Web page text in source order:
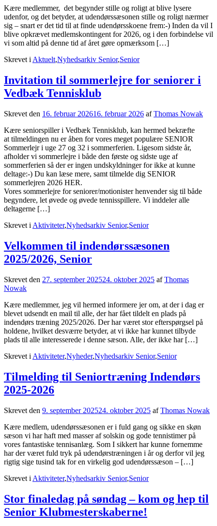
Kære medlemmer, det begynder stille og roligt at blive lysere
udenfor, og det betyder, at udendørssæsonen stille og roligt nærmer
sig – snart er det tid til at finde udendørsskoene frem:-) Inden da vil I
blive opkrævet medlemskontingent for 2026, og i den forbindelse vil
vi som altid på denne tid af året gøre opmærksom […]
Skrevet i Aktuelt,Nyhedsarkiv Senior,Senior
Invitation til sommerlejre for seniorer i
Vedbæk Tennisklub
Skrevet den 16. februar 202616. februar 2026 afThomas Nowak
Kære seniorspiller i Vedbæk Tennisklub, kan hermed bekræfte
at tilmeldingen nu er åben for vores meget populære SENIOR
Sommerlejr i uge 27 og 32 i sommerferien. Ligesom sidste år,
afholder vi sommerlejre i både den første og sidste uge af
sommerferien så der er ingen undskyldninger for ikke at kunne
deltage:-) Du kan læse mere, samt tilmelde dig SENIOR
sommerlejren 2026 HER.
Vores sommerlejre for seniorer/motionister henvender sig til både
begyndere, let øvede og øvede tennisspillere. Vi inddeler alle
deltagerne […]
Skrevet i Aktiviteter,Nyhedsarkiv Senior,Senior
Velkommen til indendørssæsonen
2025/2026, Senior
Skrevet den 27. september 202524. oktober 2025 afThomas
Nowak
Kære medlemmer, jeg vil hermed informere jer om, at der i dag er
blevet udsendt en mail til alle, der har fået tildelt en plads på
indendørs træning 2025/2026. Der har været stor efterspørgsel på
holdene, hvilket desværre betyder, at vi ikke har kunnet tilbyde
plads til alle interesserede i denne sæson. Alle, der ikke har […]
Skrevet i Aktiviteter,Nyheder,Nyhedsarkiv Senior,Senior
Tilmelding til Seniortræning Indendørs
2025-2026
Skrevet den 9. september 202524. oktober 2025 afThomas Nowak
Kære medlem, udendørssæsonen er i fuld gang og sikke en skøn
sæson vi har haft med masser af solskin og gode tennistimer på
vores fantastiske tennisanlæg. Som I sikkert har kunne fornemme
har der været fuld tryk på udendørstræningen i år og derfor vil jeg
rigtig sige tusind tak for en virkelig god udendørssæson – […]
Skrevet i Aktiviteter,Nyhedsarkiv Senior,Senior
Stor finaledag på søndag – kom og hep til
Senior Klubmesterskaberne!